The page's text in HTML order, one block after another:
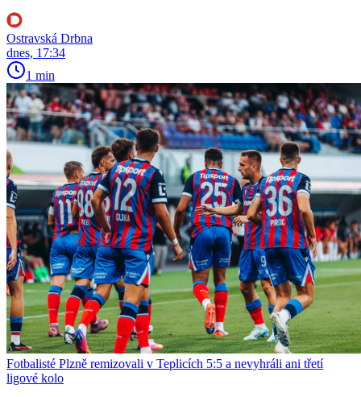
Ostravská Drbna
dnes, 17:34
1 min
Fotbalisté Plzně remizovali v Teplicích 5:5 a nevyhráli ani třetí
ligové kolo